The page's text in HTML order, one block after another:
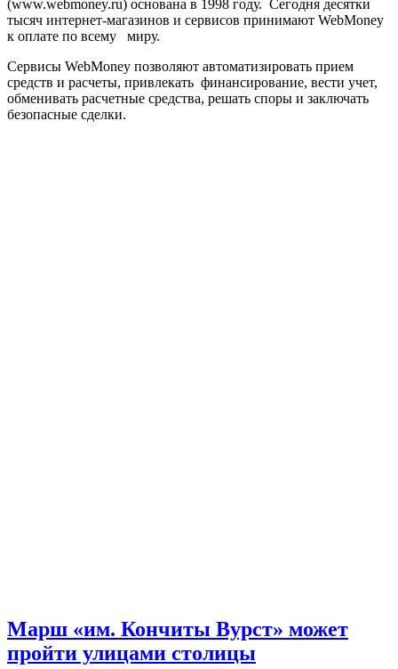
(www.webmoney.ru) основана в 1998 году. Сегодня десятки
тысяч интернет-магазинов и сервисов принимают WebMoney
к оплате по всему миру.
Сервисы WebMoney позволяют автоматизировать прием
средств и расчеты, привлекать финансирование, вести учет,
обменивать расчетные средства, решать споры и заключать
безопасные сделки.
Марш «им. Кончиты Вурст» может
пройти улицами столицы